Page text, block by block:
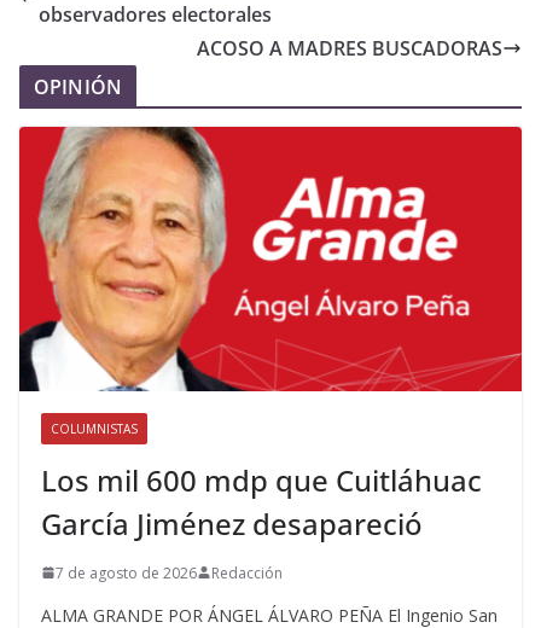
observadores electorales
ACOSO A MADRES BUSCADORAS
OPINIÓN
COLUMNISTAS
Los mil 600 mdp que Cuitláhuac
García Jiménez desapareció
7 de agosto de 2026 Redacción
ALMA GRANDE POR ÁNGEL ÁLVARO PEÑA El Ingenio San